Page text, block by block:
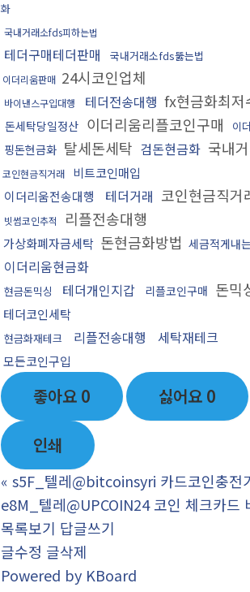
화
국내거래소fds피하는법
테더구매테더판매 국내거래소fds뚫는법
이더리움판매 24시코인업체
바이낸스구입대행 테더전송대행 fx현금화최저
돈세탁당일정산 이더리움리플코인구매 이
핑돈현금화 탈세돈세탁 검돈현금화 국내
코인현금직거래
비트코인매입
이더리움전송대행
테더거래 코인현금직거
빗썸코인추적 리플전송대행
가상화폐자금세탁 돈현금화방법 세금적게내
이더리움현금화
현금돈믹싱 테더개인지갑 리플코인구매 돈믹
테더코인세탁
현금화재테크 리플전송대행 세탁재테크
모든코인구입
좋아요 0 싫어요 0
인쇄
« s5F_텔레@bitcoinsyri 카드코인충전
e8M_텔레@UPCOIN24 코인 체크카드
목록보기 답글쓰기
글수정 글삭제
Powered by KBoard